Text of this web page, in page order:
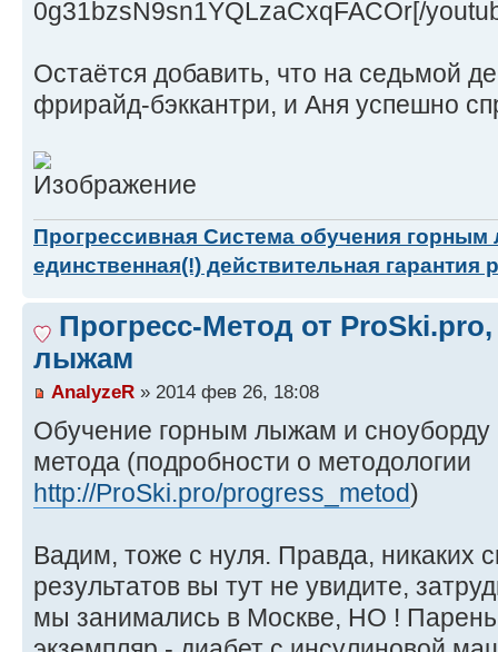
0g31bzsN9sn1YQLzaCxqFACOr[/
Остаётся добавить, что на седьмой
фрирайд-бэккантри, и Аня успешно
Прогрессивная Система обучения
единственная(!) действительная гарантия
Прогресс-Метод от
лыжам
AnalyzeR » 2014 фев 26, 18:08
Обучение горным лыжам и сноуборду
метода (подробности о методологии
http://ProSki.pro/progress_metod)
Вадим, тоже с нуля. Правда, никаких
результатов вы тут не увидите,
мы занимались в Москве, НО !